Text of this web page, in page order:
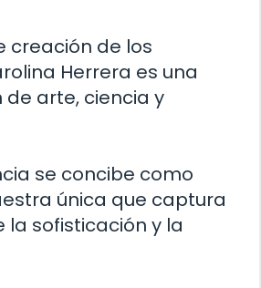
creación de los
Herrera es una
arte, ciencia y
se concibe como
única que captura
la sofisticación y la